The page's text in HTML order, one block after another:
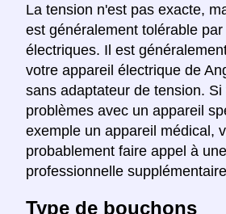
La tension n'est pas exacte,
est généralement tolérable
électriques. Il est
votre appareil électrique de
sans adaptateur de tension.
problèmes avec un appareil
exemple un appareil médical,
probablement faire appel à
professionnelle
Type de bouchons